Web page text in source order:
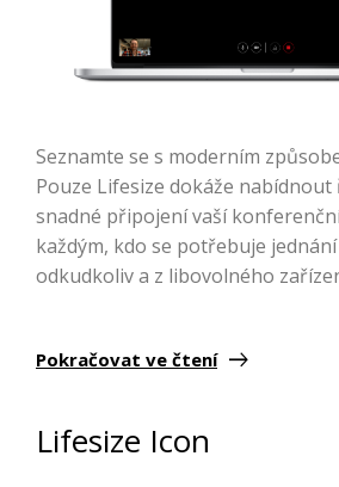
Seznamte se s moderním
Pouze Lifesize dokáže
snadné připojení vaší
každým, kdo se potřebuje
odkudkoliv a z libovolného
Pokračovat ve čtení
Lifesize Icon